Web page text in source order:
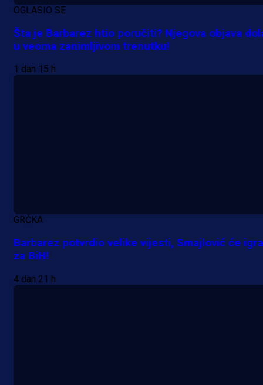
Premijer liga BiH
Grbavica se prisjetila Izeta
OGLASIO SE
Šta je Barbarez htio poručiti? Njegova objava
u veoma zanimljivom trenutku!
1 dan 15 h
GRČKA
Barbarez potvrdio velike vijesti, Smajlović će
za BiH!
4 dan 21 h